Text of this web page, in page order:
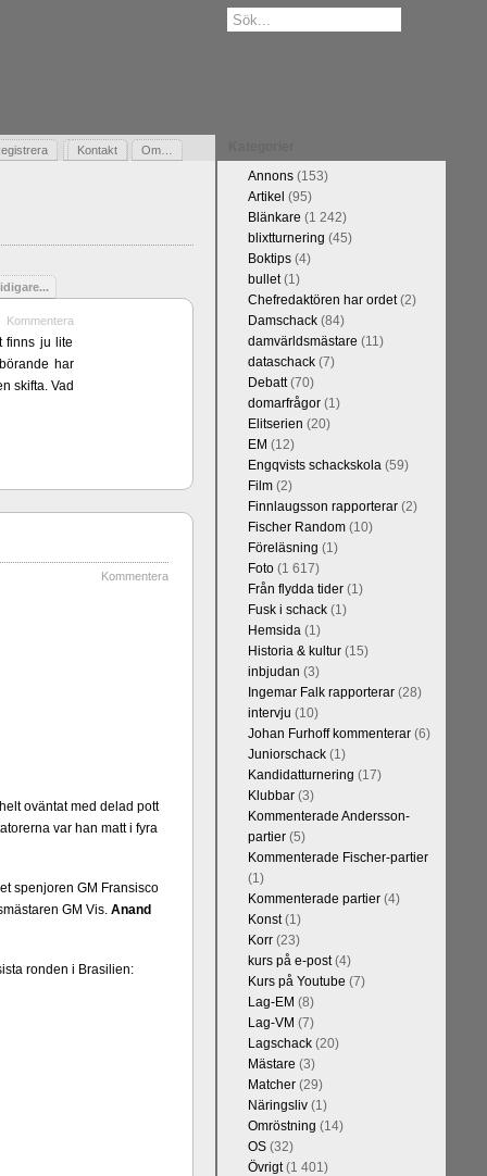
Kontakt Om…
Gästbok
Kommentera
finns ju lite
har
skifta. Vad
IM
Falkevall.
GM Jonny
Mästar-
IM Bengt
1500-
i och med
1 eller 2 i
Kommentera
oväntat med delad pott
var han matt i fyra
spenjoren GM Fransisco
GM Vis. Anand
ronden i Brasilien:
Annons(153)
Artikel (95)
Blänkare (1 242)
blixtturnering (45)
Boktips(4)
bullet(1)
Chefredaktören har ordet(2)
Damschack(84)
damvärldsmästare (11)
dataschack(7)
Debatt(70)
domarfrågor(1)
Elitserien (20)
EM (12)
Engqvists schackskola(59)
Film(2)
Finnlaugsson rapporterar(2)
Fischer Random(10)
Föreläsning (1)
Foto(1 617)
Från flydda tider(1)
Fusk i schack(1)
Hemsida(1)
Historia & kultur(15)
inbjudan (3)
Ingemar Falk rapporterar(28)
intervju (10)
Johan Furhoff kommenterar(6)
Juniorschack(1)
Kandidatturnering (17)
Klubbar(3)
Kommenterade Andersson-
partier(5)
Kommenterade Fischer-partier
(1)
Kommenterade partier(4)
Konst(1)
Korr(23)
kurs på e-post(4)
Kurs på Youtube (7)
Lag-EM (8)
Lag-VM (7)
Lagschack(20)
Mästare (3)
Matcher(29)
Näringsliv(1)
Omröstning (14)
OS(32)
Övrigt(1 401)